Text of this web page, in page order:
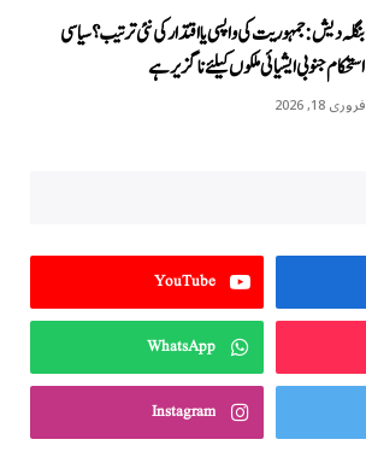
بنگلہ دیش: جمہوریت کی واپسی یا اقتدار کی نئی ترتیب؟ سیاسی
استحکام جنوبی ایشیائی ملکوں کیلئے ناگزیر ہے
فروری 18, 2026
YouTube
WhatsApp
Instagram